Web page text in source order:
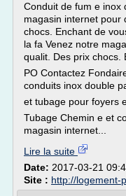
Conduit de fum e inox
magasin internet pour
chocs. Enchant de
la fa Venez notre
qualit. Des prix chocs.
PO Contactez
conduits inox double
et tubage pour foyers
Tubage Chemin e et
magasin internet...
Lire la suite
Date: 2017-03-21
Site : http://logement-